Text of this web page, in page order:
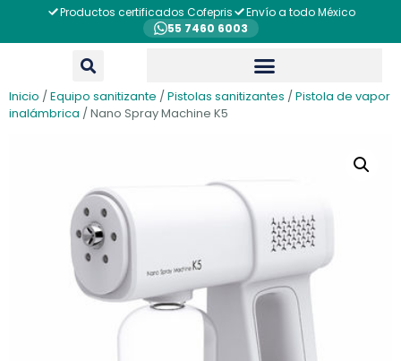
Productos certificados Cofepris
Envío a todo México
55 7460 6003
Inicio /Equipo sanitizante /Pistolas sanitizantes /Pistola de vapor
inalámbrica / Nano Spray Machine K5